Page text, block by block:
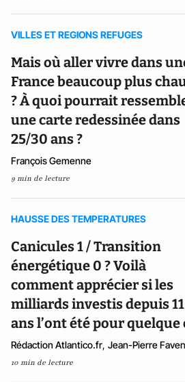
VILLES ET REGIONS REFUGES
Mais où aller vivre dans
France beaucoup plus
? À quoi pourrait
une carte redessinée dans
25/30 ans ?
François Gemenne
9 min de lecture
HAUSSE DES TEMPERATURES
Canicules 1 / Transition
énergétique 0 ? Voilà
comment apprécier si les
milliards investis depuis 11
ans l’ont été pour quelque
Rédaction Atlantico.fr, Jean-Pierre
10 min de lecture